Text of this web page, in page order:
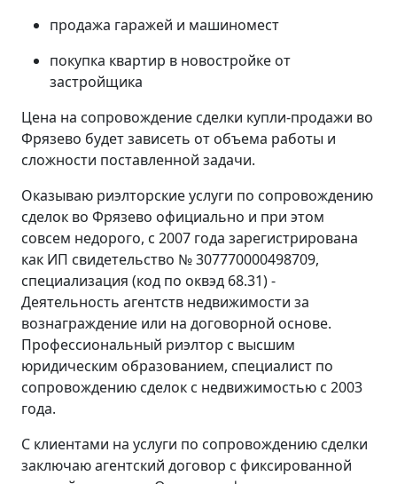
продажа гаражей и машиномест
покупка квартир в новостройке от
застройщика
Цена на сопровождение сделки купли-продажи во
Фрязево будет зависеть от объема работы и
сложности поставленной задачи.
Оказываю риэлторские услуги по сопровождению
сделок во Фрязево официально и при этом
совсем недорого, с 2007 года зарегистрирована
как ИП свидетельство № 307770000498709,
специализация (код по оквэд 68.31) -
Деятельность агентств недвижимости за
вознаграждение или на договорной основе.
Профессиональный риэлтор с высшим
юридическим образованием, специалист по
сопровождению сделок с недвижимостью с 2003
года.
С клиентами на услуги по сопровождению сделки
заключаю агентский договор с фиксированной